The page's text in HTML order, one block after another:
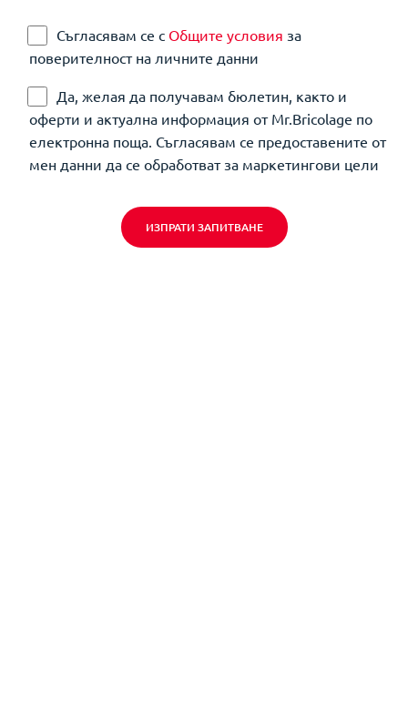
Съгласявам се с Общите условия за
поверителност на личните данни
Да, желая да получавам бюлетин, както и
оферти и актуална информация от Mr.Bricolage по
електронна поща. Съгласявам се предоставените от
мен данни да се обработват за маркетингови цели
ИЗПРАТИ ЗАПИТВАНЕ